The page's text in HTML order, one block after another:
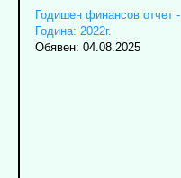
Годишен финансов отчет -
Година: 2022г.
Обявен: 04.08.2025